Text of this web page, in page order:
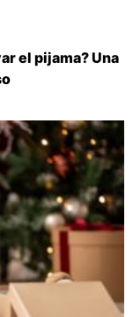
el pijama? Una